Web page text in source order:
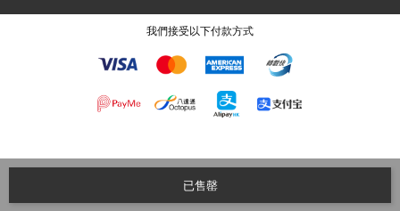
已售罄
我們接受以下付款方式